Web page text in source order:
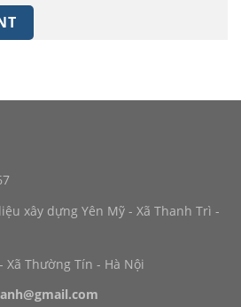
xây dựng Yên Mỹ - Xã Thanh Trì -
Xã Thường Tín - Hà Nội